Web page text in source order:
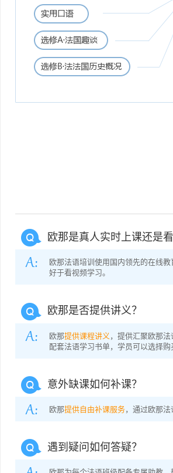
欧那是真人实时上课还是看
欧那法语培训使用国内领先的在线
好于看视频学习。
欧那是否提供讲义？
欧那提供课程讲义，提供汇聚欧那
配套法语学习书单，学员可以选择购
意外缺课如何补课？
欧那提供自由补课服务，通过欧那
遇到疑问如何答疑？